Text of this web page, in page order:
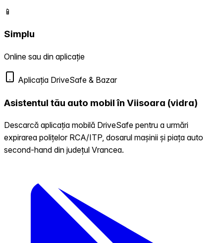
📱
Simplu
Online sau din aplicație
Aplicația DriveSafe & Bazar
Asistentul tău auto mobil în Viisoara (vidra)
Descarcă aplicația mobilă DriveSafe pentru a urmări
expirarea polițelor RCA/ITP, dosarul mașinii și piața auto
second-hand din județul Vrancea.